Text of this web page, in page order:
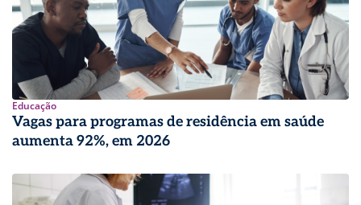
Educação
Vagas para programas de residência em saúde
aumenta 92%, em 2026